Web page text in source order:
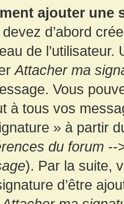
ajouter une
d’abord
de
Attacher ma
Vous
à tous vos
» à partir
du forum
). Par la suite,
d’être